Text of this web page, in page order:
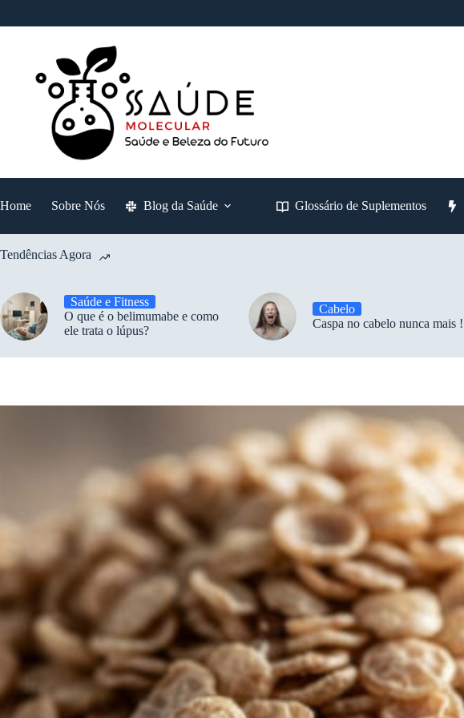
Home Sobre Nós Blog da Saúde Glossário de Suplementos
Tendências Agora
Saúde e Fitness
O que é o belimumabe e como
ele trata o lúpus?
Cabelo
Caspa no cabelo nunca mais !